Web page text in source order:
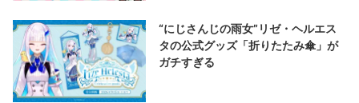
“にじさんじの雨女”リゼ・ヘルエス
タの公式グッズ「折りたたみ傘」が
ガチすぎる